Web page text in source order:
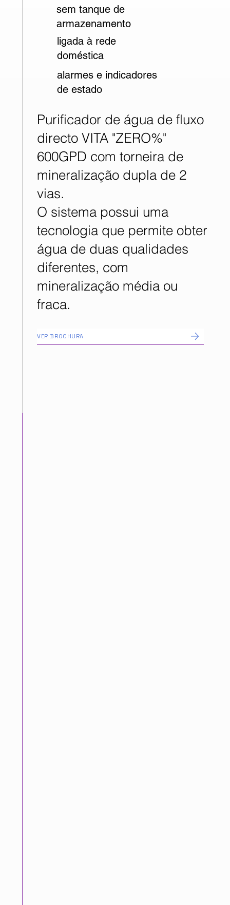
sem tanque de
armazenamento
alarmes e indicadores
de estado
Purificador de água de fluxo
directo VITA "ZERO%"
600GPD com torneira de
mineralização dupla de 2
vias.
O sistema possui uma
tecnologia que permite obter
água de duas qualidades
diferentes, com
mineralização média ou
fraca.
VER BROCHURA
ligada à rede
doméstica